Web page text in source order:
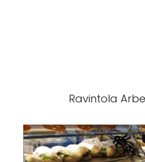
Ravintola